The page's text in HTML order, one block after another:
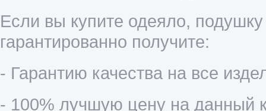
Если вы купите одеяло,
гарантированно получите:
- Гарантию качества на все
- 100% лучшую цену на данный